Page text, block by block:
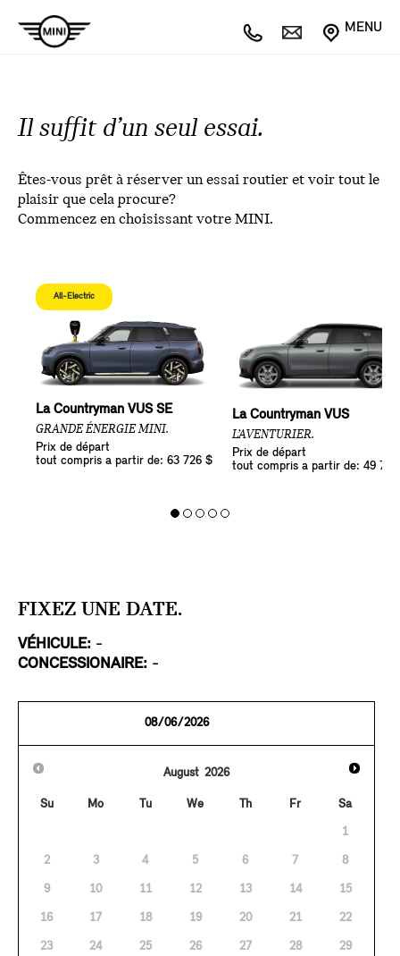
MENU
Il suffit d’un seul essai.
Êtes-vous prêt à réserver un essai routier et voir tout le
plaisir que cela procure?
Commencez en choisissant votre MINI.
All-Electric
La Countryman VUS SE
GRANDE ÉNERGIE MINI.
Prix de départ
tout compris a partir de: 63 726 $
La Countryman VUS
L’AVENTURIER.
Prix de départ
tout compris a partir de: 49
FIXEZ UNE DATE.
VÉHICULE: -
CONCESSIONAIRE: -
August 2026
Su Mo Tu We Th Fr Sa
1
2 3 4 5 6 7 8
9 10 11 12 13 14 15
16 17 18 19 20 21 22
23 24 25 26 27 28 29